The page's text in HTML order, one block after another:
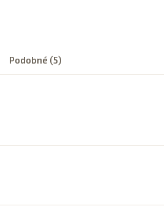
Podobné (5)